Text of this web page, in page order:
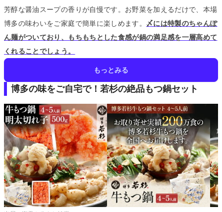
芳醇な醤油スープの香りが自慢です。 お野菜を加えるだけで、本場
博多の味わいをご家庭で簡単に楽しめます。 〆には特製のちゃんぽ
ん麺がついており、もちもちとした食感が鍋の満足感を一層高めて
くれることでしょう。
もっとみる
博多の味をご自宅で！若杉の絶品もつ鍋セット